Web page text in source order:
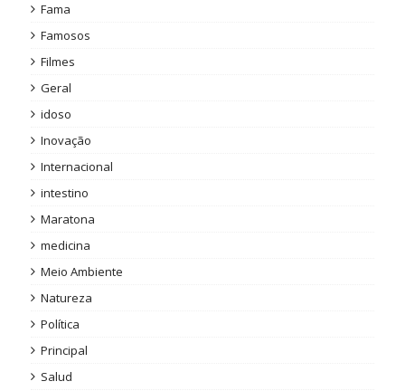
Fama
Famosos
Filmes
Geral
idoso
Inovação
Internacional
intestino
Maratona
medicina
Meio Ambiente
Natureza
Política
Principal
Salud